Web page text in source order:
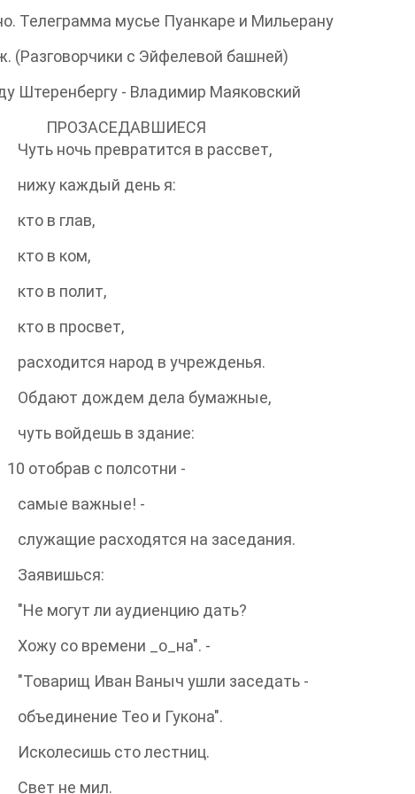
Телеграмма мусье Пуанкаре и Мильерану
(Разговорчики с Эйфелевой башней)
Штеренбергу - Владимир Маяковский
превратится в рассвет,
каждый день я:
глав,
в ком,
полит,
просвет,
народ в учрежденья.
дождем дела бумажные,
в здание:
с полсотни -
важные! -
расходятся на заседания.
ли аудиенцию дать?
времени _о_на". -
Иван Ваныч ушли заседать -
Тео и Гукона".
сто лестниц.
не мил.